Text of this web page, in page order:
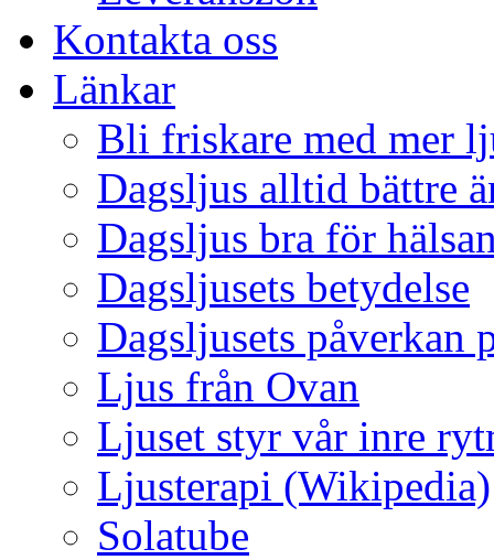
Kontakta oss
Länkar
Bli friskare med mer
Dagsljus alltid bättre
Dagsljus bra för
Dagsljusets betydelse
Dagsljusets påverkan
Ljus från Ovan
Ljuset styr vår inre
Ljusterapi (Wikipedia)
Solatube